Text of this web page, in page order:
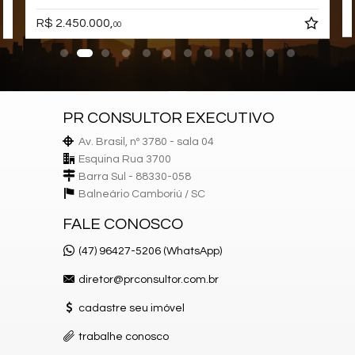
Portão Eletrônico
Playground
Automação Predial
Hall Decorado e Mobiliado
R$ 2.450.000, 00
PR CONSULTOR EXECUTIVO
Av. Brasil, nº 3780 - sala 04
Esquina Rua 3700
Barra Sul - 88330-058
Balneário Camboriú / SC
FALE CONOSCO
(47) 96427-5206 (WhatsApp)
diretor@prconsultor.com.br
cadastre seu imóvel
trabalhe conosco